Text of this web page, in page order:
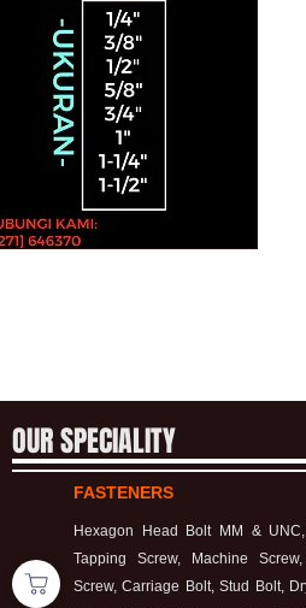
OUR SPECIALITY
FASTENERS
Hexagon Head Bolt MM &
Tapping Screw, Machine
Screw, Carriage Bolt, Stud Bolt,